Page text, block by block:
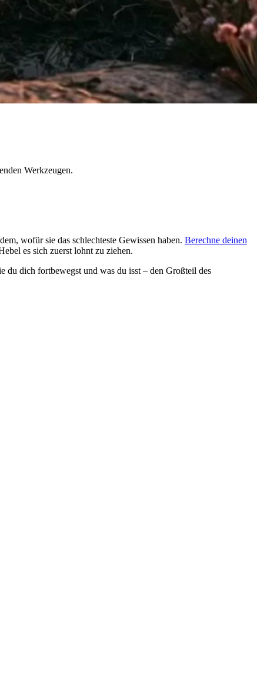
Werkzeugen.
wofür sie das schlechteste Gewissen haben. Berechne deinen
es sich zuerst lohnt zu ziehen.
du dich fortbewegst und was du isst – den Großteil des